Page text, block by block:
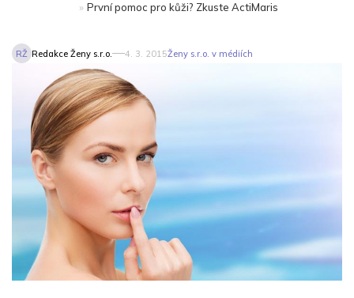
» První pomoc pro kůži? Zkuste ActiMaris
RŽ Redakce Ženy s.r.o. 4. 3. 2015Ženy s.r.o. v médiích